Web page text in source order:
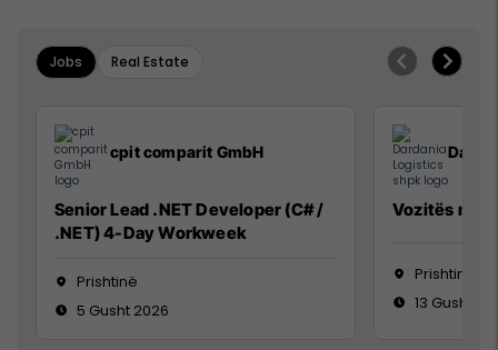
Jobs Real Estate
cpit comparit GmbH
Senior Lead .NET Developer (C# /
.NET) 4-Day Workweek
Prishtinë
5 Gusht 2026
Vozitës me
Prishtinë
13 Gusht